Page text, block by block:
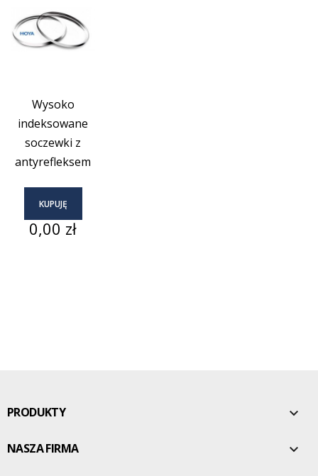
Wysoko
indeksowane
soczewki z
antyrefleksem
KUPUJĘ
Cena
0,00 zł
PRODUKTY 
NASZA FIRMA 